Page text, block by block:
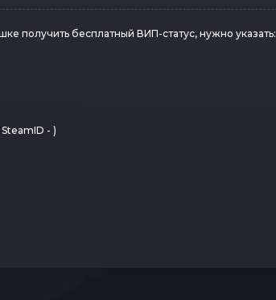
получить бесплатный ВИП-статус, нужно указать:
- )